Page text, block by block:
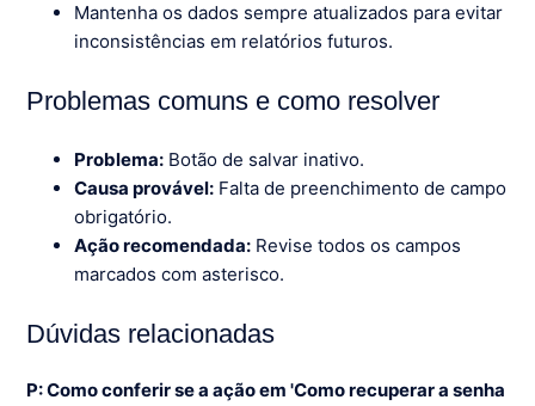
Mantenha os dados sempre atualizados para evitar
inconsistências em relatórios futuros.
Problemas comuns e como resolver
Problema: Botão de salvar inativo.
Causa provável: Falta de preenchimento de campo
obrigatório.
Ação recomendada: Revise todos os campos
marcados com asterisco.
Dúvidas relacionadas
P: Como conferir se a ação em 'Como recuperar a senha